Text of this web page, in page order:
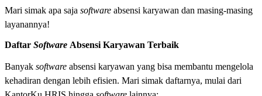
Mari simak apa saja software absensi karyawan dan masing-masing
layanannya!
Daftar Software Absensi Karyawan Terbaik
Banyak software absensi karyawan yang bisa membantu mengelola
kehadiran dengan lebih efisien. Mari simak daftarnya, mulai dari